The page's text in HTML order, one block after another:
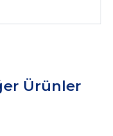
Ürünler